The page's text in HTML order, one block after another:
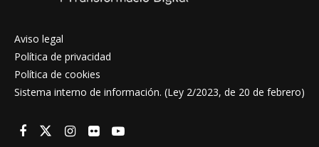
Aviso legal
Política de privacidad
Política de cookies
Sistema interno de información. (Ley 2/2023, de 20 de febrero)